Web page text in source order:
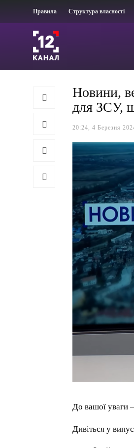
Правила Структура власності
Новини,
для ЗСУ,
20:24, 4 Березня
До вашої уваги
Дивіться у